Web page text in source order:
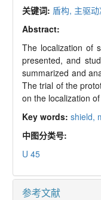
关键词: 盾构, 主驱
Abstract:
The localization of
presented, and
summarized and
The trial of the
on the localization
Key words: shield,
中图分类号:
U 45
参考文献